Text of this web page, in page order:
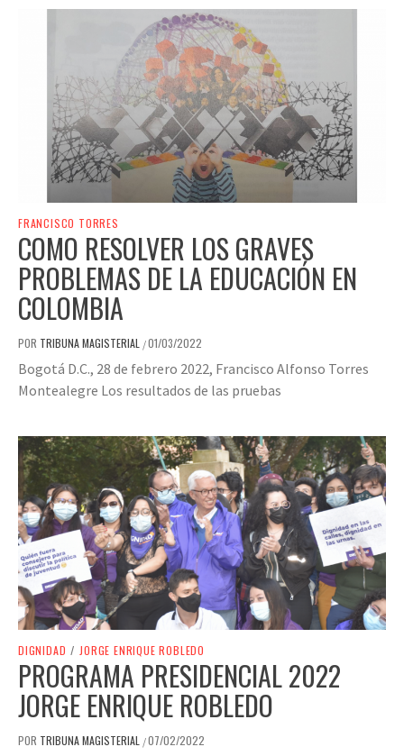
FRANCISCO TORRES
COMO RESOLVER LOS GRAVES
PROBLEMAS DE LA EDUCACIÓN EN
COLOMBIA
POR TRIBUNA MAGISTERIAL /01/03/2022
Bogotá D.C., 28 de febrero 2022, Francisco Alfonso Torres
Montealegre Los resultados de las pruebas
DIGNIDAD / JORGE ENRIQUE ROBLEDO
PROGRAMA PRESIDENCIAL 2022
JORGE ENRIQUE ROBLEDO
POR TRIBUNA MAGISTERIAL /07/02/2022